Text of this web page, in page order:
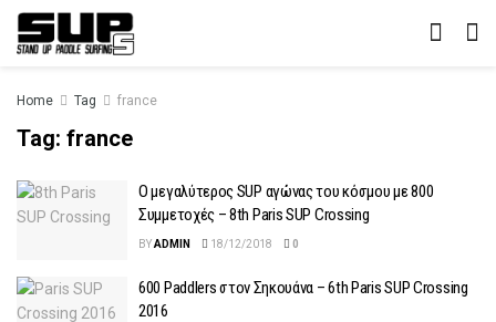
Home Tag france
Tag: france
Ο μεγαλύτερος SUP αγώνας του κόσμου με 800
Συμμετοχές – 8th Paris SUP Crossing
BYADMIN 18/12/2018 0
600 Paddlers στον Σηκουάνα – 6th Paris SUP Crossing
2016